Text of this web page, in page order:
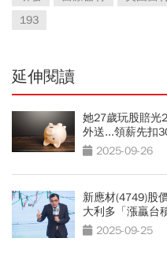
193
延伸閱讀
她27歲玩股賠光
外送...領薪先扣
2025-09-26
新應材(4749)股
大利多「漲贏台
2025-09-25